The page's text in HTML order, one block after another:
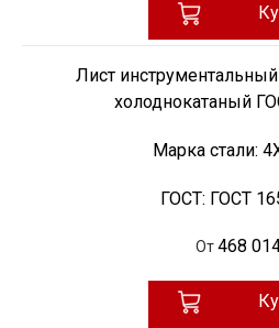
Лист
холоднокатаный
Марка стали:
ГОСТ: ГОСТ
От 468